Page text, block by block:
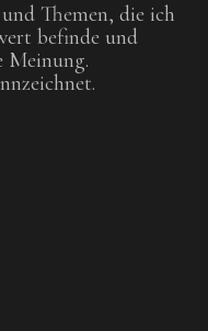
Themen, die ich
befinde und
Meinung.